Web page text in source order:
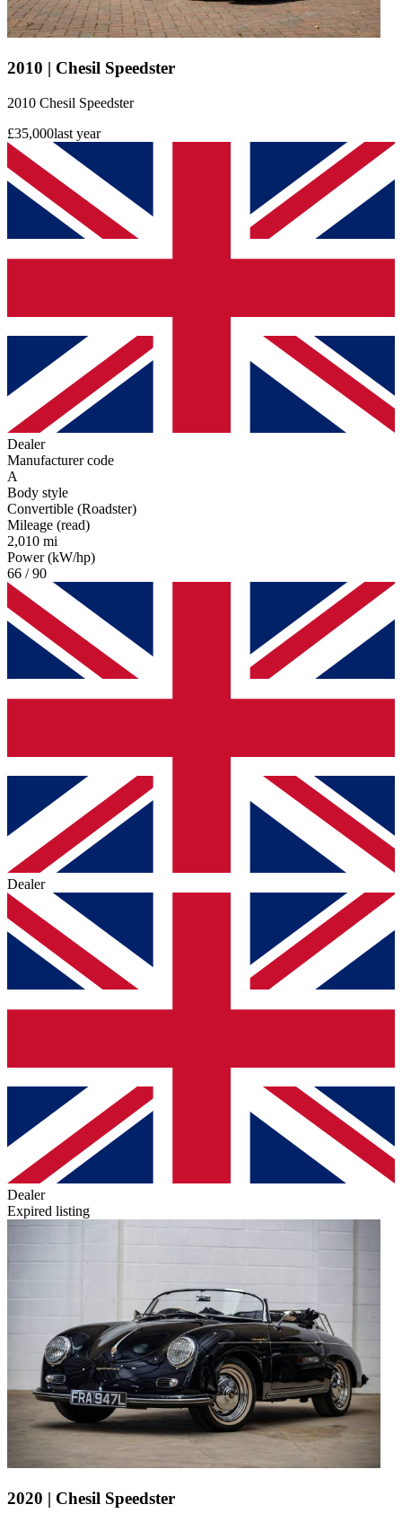
2010 | Chesil Speedster
2010 Chesil Speedster
£35,000last year
Dealer
Manufacturer code
A
Body style
Convertible (Roadster)
Mileage (read)
2,010 mi
Power (kW/hp)
66 / 90
Dealer
Dealer
Expired listing
2020 | Chesil Speedster